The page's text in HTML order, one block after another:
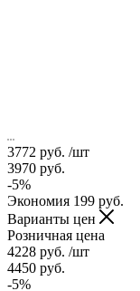
3772 руб. /шт
3970 руб.
-5%
Экономия 199 руб.
Варианты цен
Розничная цена
4228 руб. /шт
4450 руб.
-5%